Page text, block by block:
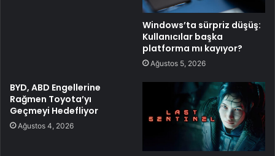
Windows’ta sürpriz düşüş:
Kullanıcılar başka
platforma mı kayıyor?
Ağustos 5, 2026
BYD, ABD Engellerine
Rağmen Toyota’yı
Geçmeyi Hedefliyor
Ağustos 4, 2026